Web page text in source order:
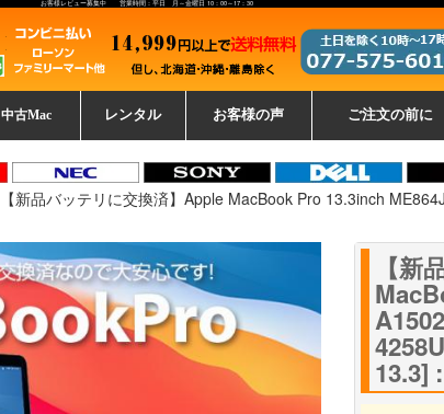
お客様レビュー募集中 営業時間：平日 月～金曜日 10：00～17：30
中古Mac レンタル お客様の声 ご注文の前に
【新品バッテリに交換済】Apple MacBook Pro 13.3inch
【
13.3]